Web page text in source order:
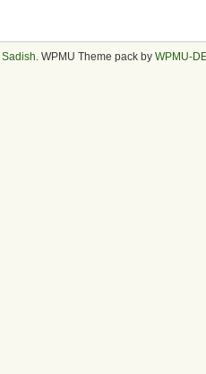
Sadish . WPMU Theme pack by WPMU-